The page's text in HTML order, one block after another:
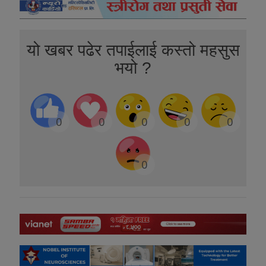
यो खबर पढेर तपाईलाई कस्तो महसुस
भयो ?
0 0 0 0 0
0